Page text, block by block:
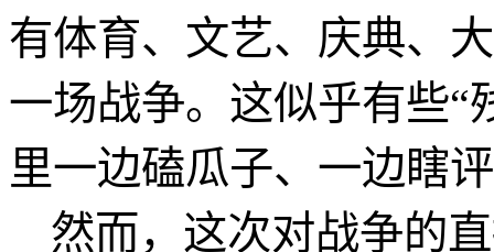
有体育、文艺、庆典、
一场战争。这似乎有些“
里一边磕瓜子、一边瞎
然而，这次对战争的